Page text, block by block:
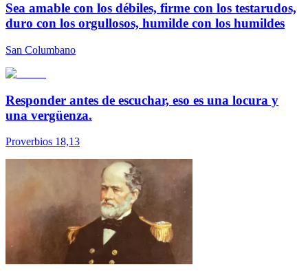
Sea amable con los débiles, firme con los testarudos,
duro con los orgullosos, humilde con los humildes
San Columbano
Responder antes de escuchar, eso es una locura y
una vergüenza.
Proverbios 18,13